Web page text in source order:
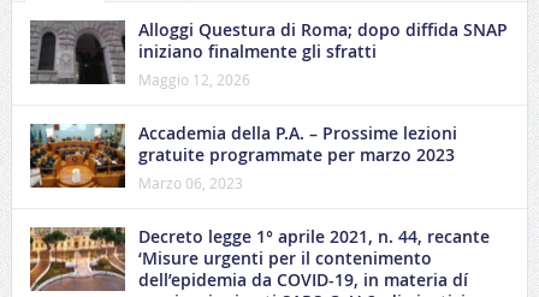
Alloggi Questura di Roma; dopo diffida SNAP
iniziano finalmente gli sfratti
Maggio 12, 2026
Accademia della P.A. – Prossime lezioni
gratuite programmate per marzo 2023
Marzo 06, 2023
Decreto legge 1° aprile 2021, n. 44, recante
‘Misure urgenti per il contenimento
dell’epidemia da COVID-19, in materia dí